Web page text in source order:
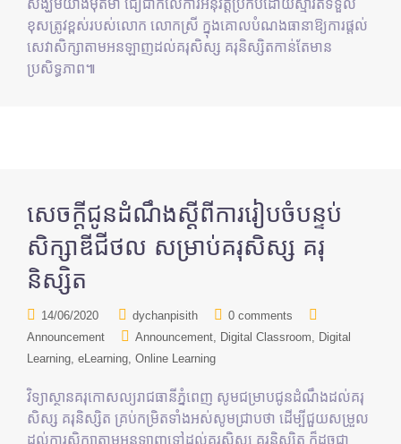
សង្ឃឹមយ៉ាងមុតមាំ ជឿជាក់លើការអនុវត្តប្រកបដោយស្មារតីទទួល
ខុសត្រូវខ្ពស់របស់លោក លោកស្រី ក្នុងគោលបំណងធានាឱ្យការផ្តល់
សេវាសិក្សាតាមអនឡាញដល់គរុសិស្ស គរុនិស្សិតកាន់តែមាន
ប្រសិទ្ធភាព៕
សេចក្តីជូនដំណឹងស្តីពីការរៀបចំបន្ទប់
សិក្សាឌីជីថល សម្រាប់គរុសិស្ស គរុ
និស្សិត
14/06/2020 dychanpisith
0 comments
Announcement
Announcement Digital Classroom
Digital
Learning eLearning Online Learning
វិទ្យាស្ថានគរុកោសល្យរាជធានីភ្នំពេញ សូមជម្រាបជូនដំណឹងដល់គរុ
សិស្ស គរុនិស្សិត គ្រប់កម្រិតទាំងអស់សូមជ្រាបថា ដើម្បីជួយសម្រួល
ដល់ការសិក្សាតាមអនឡាញទៅដល់គរុសិស្ស គរុនិស្សិត ក៏ដូចជា